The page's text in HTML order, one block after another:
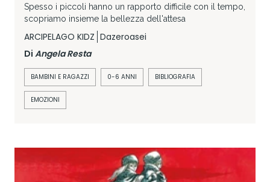
Spesso i piccoli hanno un rapporto difficile con il tempo,
scopriamo insieme la bellezza dell'attesa
ARCIPELAGO KIDZ Dazeroasei
Di Angela Resta
BAMBINI E RAGAZZI 0-6 ANNI BIBLIOGRAFIA
EMOZIONI